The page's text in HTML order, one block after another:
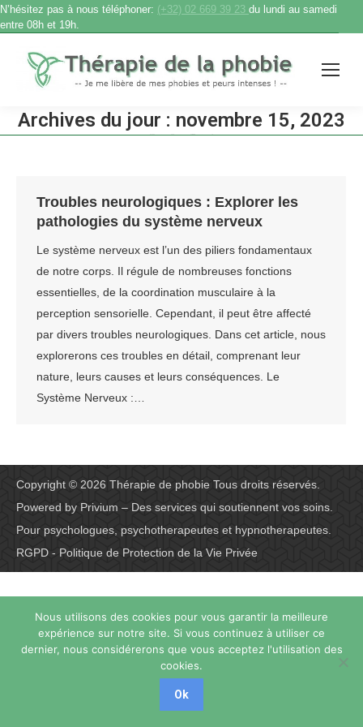
N’hésitez pas à nous téléphoner: (+32) 02 669 39 23 du lundi au samedi
entre 08h et 19h.
Archives du jour : novembre 15, 2023
Troubles neurologiques : Explorer les
pathologies du système nerveux
Le système nerveux est l’un des piliers fondamentaux
de notre corps. Il régule de nombreuses fonctions
essentielles, de la coordination musculaire à la
perception sensorielle. Cependant, il peut être affecté
par divers troubles neurologiques. Dans cet article, nous
explorerons ces troubles en détail, comprenant leur
nature, leurs causes et leurs conséquences. Le
Système Nerveux :…
Copyright © 2026 Thérapie de phobie Tous droits réservés.
Powered by Privium – Des services qui soutiennent vos soins.
Pour psychologues, psychotherapeutes et hypnotherapeutes.
RGPD - Politique de Protection de la Vie Privée
Nous utilisons des cookies pour vous garantir la meilleure
expérience sur notre site. Si vous continuez à utiliser ce
dernier, nous considérerons que vous acceptez l'utilisation des
cookies.
Ok